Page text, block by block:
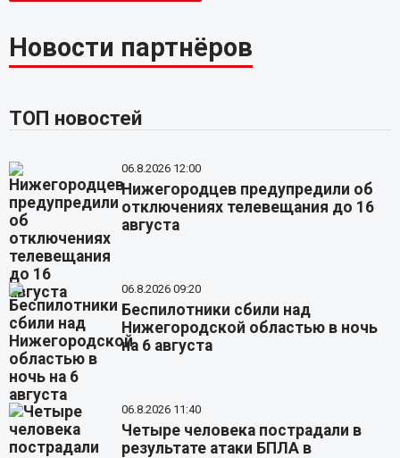
Новости партнёров
ТОП новостей
06.8.2026 12:00
Нижегородцев предупредили об
отключениях телевещания до 16
августа
06.8.2026 09:20
Беспилотники сбили над
Нижегородской областью в ночь
на 6 августа
06.8.2026 11:40
Четыре человека пострадали в
результате атаки БПЛА в